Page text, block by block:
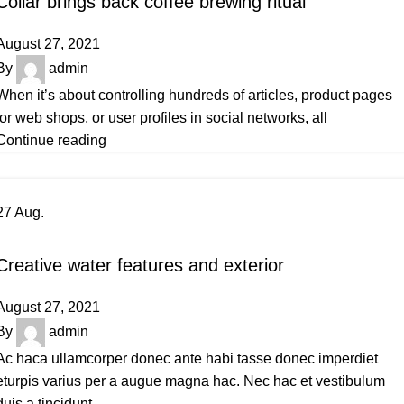
27, 2021
admin
it’s about controlling hundreds of articles, product pages
web shops, or user profiles in social networks, all
reading
Aug.
water features and exterior
27, 2021
admin
haca ullamcorper donec ante habi tasse donec imperdiet
varius per a augue magna hac. Nec hac et vestibulum